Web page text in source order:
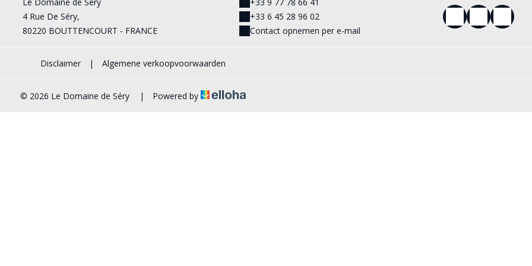
4 Rue De Séry,
80220 BOUTTENCOURT - FRANCE
+33 6 45 28 96 02
Contact opnemen per e-mail
Disclaimer | Algemene verkoopvoorwaarden
© 2026 Le Domaine de Séry | Powered by